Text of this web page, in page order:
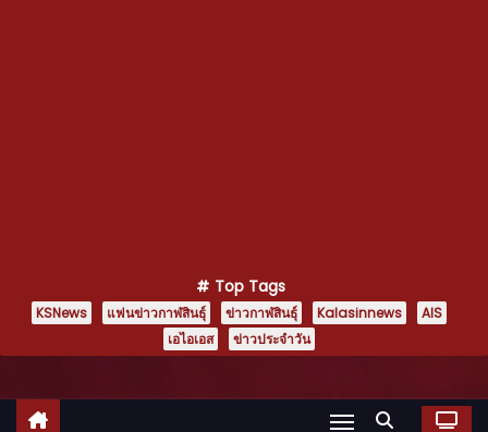
Top Tags
KSNews แฟนข่าวกาฬสินธุ์ ข่าวกาฬสินธุ์ Kalasinnews
AIS
เอไอเอส
ข่าวประจำวัน